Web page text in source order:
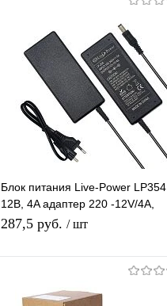
Блок питания Live-Power LP354
12В, 4A адаптер 220 -12V/4A,
штекер 5.5*2,5 мм
287,5 руб. / шт